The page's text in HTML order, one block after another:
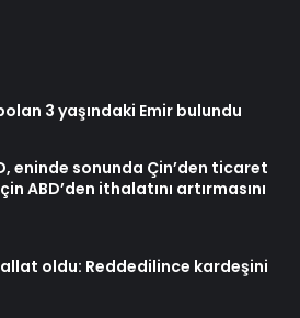
3 yaşındaki Emir bulundu
eninde sonunda Çin’den ticaret
ABD’den ithalatını artırmasını
oldu: Reddedilince kardeşini